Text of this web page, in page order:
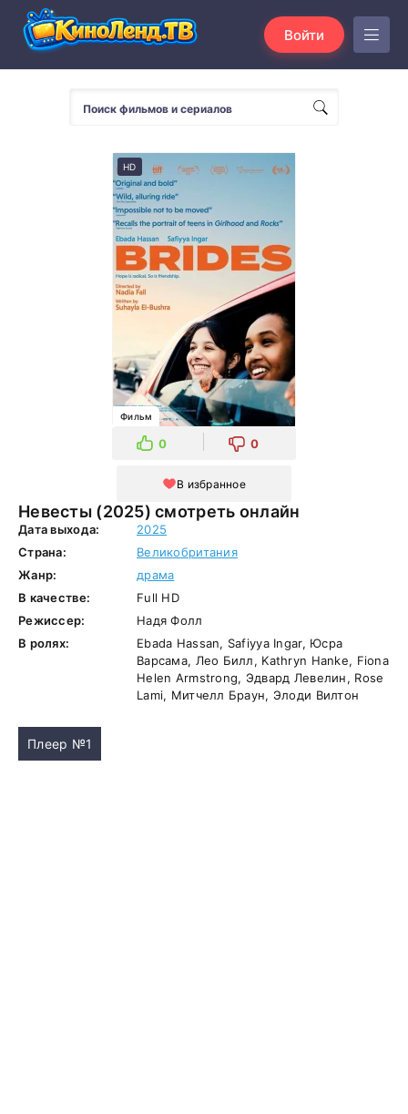
Войти
Невесты (2025) смотреть онлайн
HD
Фильм
0 0
В избранное
Дата выхода:
2025
Страна:
Великобритания
Жанр:
драма
В качестве:
Full HD
Режиссер:
Надя Фолл
В ролях:
Ebada Hassan, Safiyya Ingar, Юсра
Варсама, Лео Билл, Kathryn Hanke, Fiona
Helen Armstrong, Эдвард Левелин, Rose
Lami, Митчелл Браун, Элоди Вилтон
Плеер №1